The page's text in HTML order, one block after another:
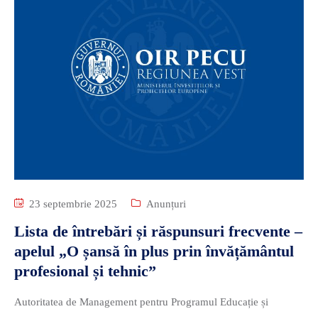
23 septembrie 2025 Anunțuri
Lista de întrebări și răspunsuri frecvente –
apelul „O șansă în plus prin învățământul
profesional și tehnic”
Autoritatea de Management pentru Programul Educație și